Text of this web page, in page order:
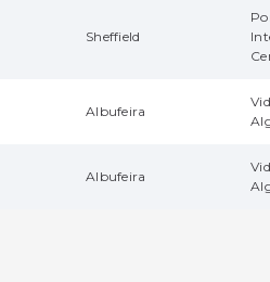
Sheffield
Albufeira
Albufeira